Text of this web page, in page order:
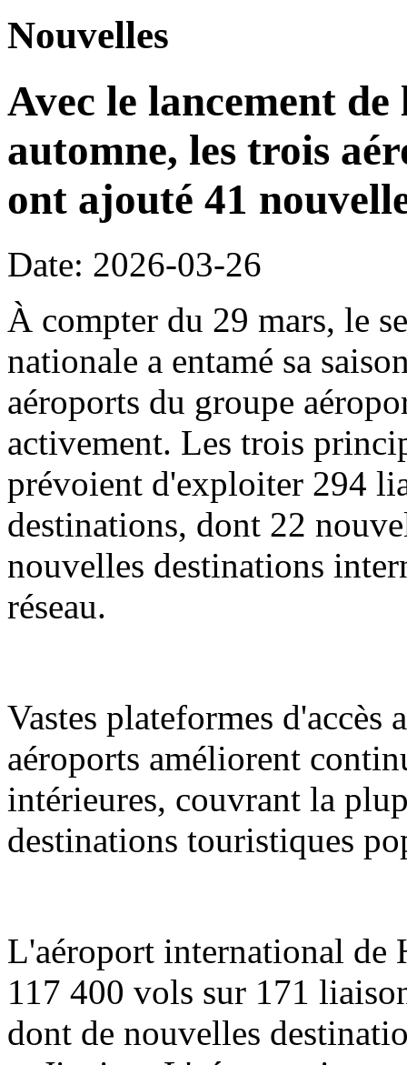
Nouvelles
Avec le lancement de
automne, les trois
ont ajouté 41
Date: 2026-03-26
À compter du 29 mars, le
nationale a entamé sa
aéroports du groupe
activement. Les trois
prévoient d'exploiter 294
destinations, dont 22
nouvelles destinations
réseau.
Vastes plateformes
aéroports améliorent
intérieures, couvrant la
destinations touristiques
L'aéroport international
117 400 vols sur 171
dont de nouvelles